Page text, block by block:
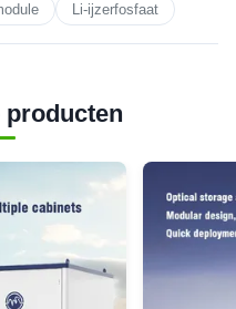
Li-ijzerfosfaat
producten